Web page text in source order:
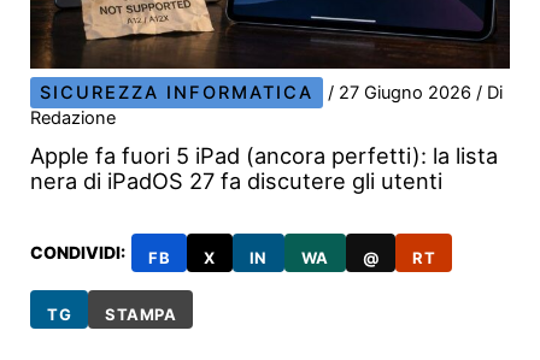
SICUREZZA INFORMATICA / 27 Giugno 2026/ Di
Redazione
Apple fa fuori 5 iPad (ancora perfetti): la lista
nera di iPadOS 27 fa discutere gli utenti
CONDIVIDI: FB X IN WA @ RT
TG STAMPA